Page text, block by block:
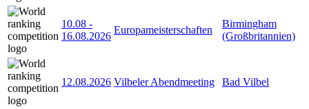
10.08 -
16.08.2026
Europameisterschaften
Birmingham
(Großbritannien)
12.08.2026 Vilbeler Abendmeeting Bad Vilbel